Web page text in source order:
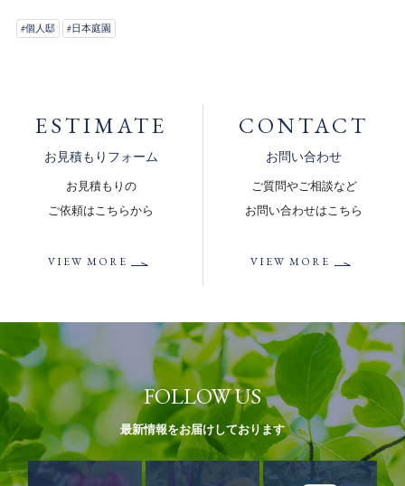
#個人邸 #日本庭園
ESTIMATE
お見積もりフォーム
お見積もりの
ご依頼はこちらから
VIEW MORE
CONTACT
お問い合わせ
ご質問やご相談など
お問い合わせはこちら
VIEW MORE
FOLLOW US
最新情報をお届けしております